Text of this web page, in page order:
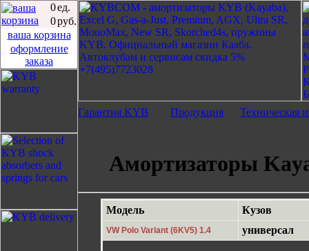
0ед.
0руб.
ваша корзина
оформление
заказа
Гарантия KYB Продукция Техническая
Амортизаторы
Модель Кузов
VW Polo Variant (6KV5) 1.4 универсал